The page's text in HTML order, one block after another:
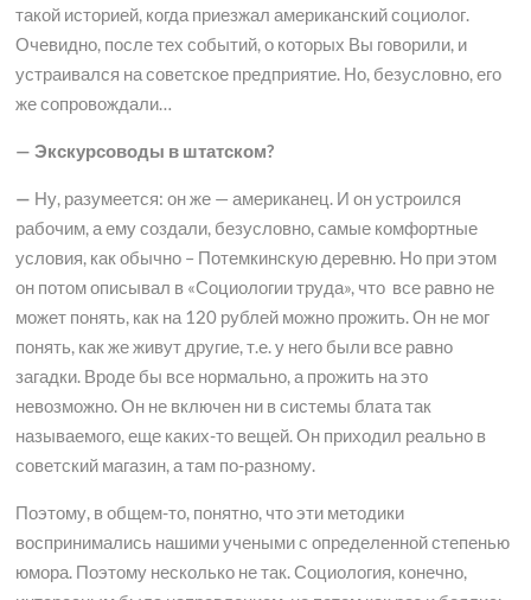
такой историей, когда приезжал американский социолог.
Очевидно, после тех событий, о которых Вы говорили, и
устраивался на советское предприятие. Но, безусловно, его
же сопровождали…
— Экскурсоводы в штатском?
— Ну, разумеется: он же — американец. И он устроился
рабочим, а ему создали, безусловно, самые комфортные
условия, как обычно – Потемкинскую деревню. Но при этом
он потом описывал в «Социологии труда», что все равно не
может понять, как на 120 рублей можно прожить. Он не мог
понять, как же живут другие, т.е. у него были все равно
загадки. Вроде бы все нормально, а прожить на это
невозможно. Он не включен ни в системы блата так
называемого, еще каких-то вещей. Он приходил реально в
советский магазин, а там по-разному.
Поэтому, в общем-то, понятно, что эти методики
воспринимались нашими учеными с определенной степенью
юмора. Поэтому несколько не так. Социология, конечно,